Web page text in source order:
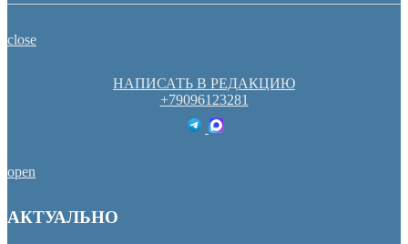
close
НАПИСАТЬ В РЕДАКЦИЮ
+79096123281
open
АКТУАЛЬНО